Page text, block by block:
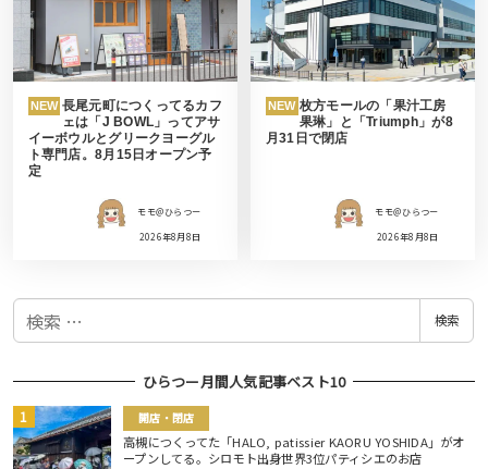
NEW 長尾元町につくってるカフ
ェは「J BOWL」ってアサ
イーボウルとグリークヨーグル
ト専門店。8月15日オープン予
定
モモ＠ひらつー
2026年8月8日
NEW 枚方モールの「果汁工房
果琳」と「Triumph」が8
月31日で閉店
モモ＠ひらつー
2026年8月8日
検
検索
ひらつー月間人気記事ベスト10
開店・閉店
高槻につくってた「HALO, patissier KAORU YOSHIDA」がオ
ープンしてる。シロモト出身世界3位パティシエのお店